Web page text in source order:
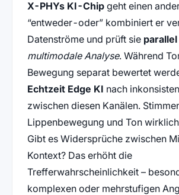
X-PHYs KI-Chipgeht einen
“entweder-oder” kombiniert er
Datenströme und prüft sie parallel
multimodale Analyse. Während
Bewegung separat bewertet
Echtzeit Edge KI nach
zwischen diesen Kanälen.
Lippenbewegung und Ton
Gibt es Widersprüche zwischen
Kontext? Das erhöht die
Trefferwahrscheinlichkeit –
komplexen oder mehrstufigen